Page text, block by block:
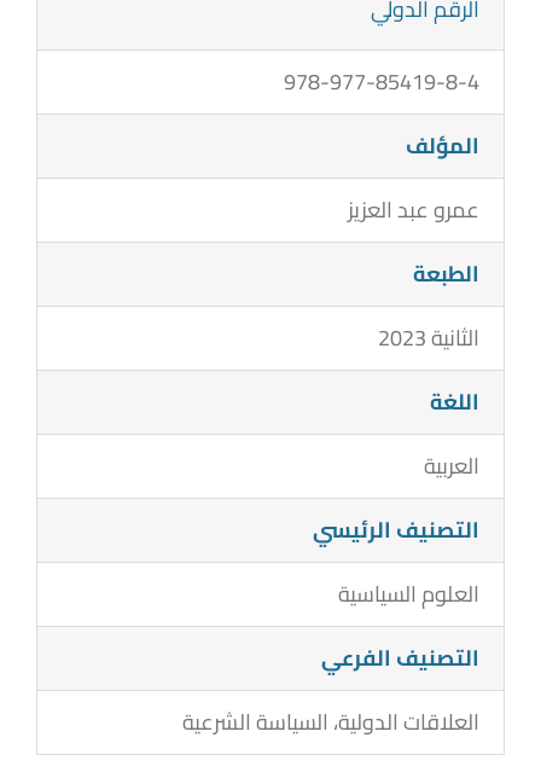
الرقم الدولي
978-977-85419-8-4
المؤلف
عمرو عبد العزيز
الطبعة
الثانية 2023
اللغة
العربية
التصنيف الرئيسي
العلوم السياسية
التصنيف الفرعي
العلاقات الدولية، السياسة الشرعية